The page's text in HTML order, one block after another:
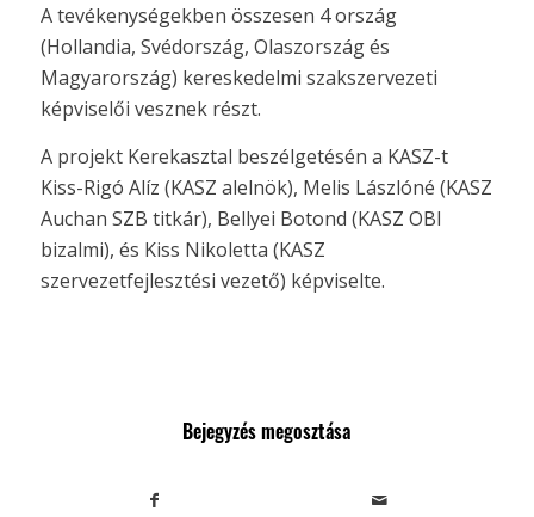
A tevékenységekben összesen 4 ország
(Hollandia, Svédország, Olaszország és
Magyarország) kereskedelmi szakszervezeti
képviselői vesznek részt.
A projekt Kerekasztal beszélgetésén a KASZ-t
Kiss-Rigó Alíz (KASZ alelnök), Melis Lászlóné (KASZ
Auchan SZB titkár), Bellyei Botond (KASZ OBI
bizalmi), és Kiss Nikoletta (KASZ
szervezetfejlesztési vezető) képviselte.
Bejegyzés megosztása